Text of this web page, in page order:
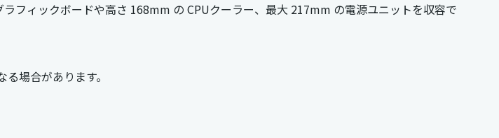
フィックボードや高さ 168mm の CPUクーラー、最大 217mm の電源ユニットを収容で
場合があります。